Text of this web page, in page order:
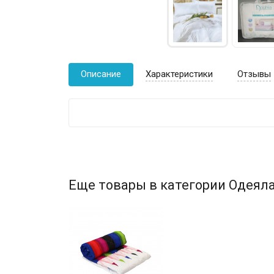
Описание Характеристики Отзывы
Еще товары в категории